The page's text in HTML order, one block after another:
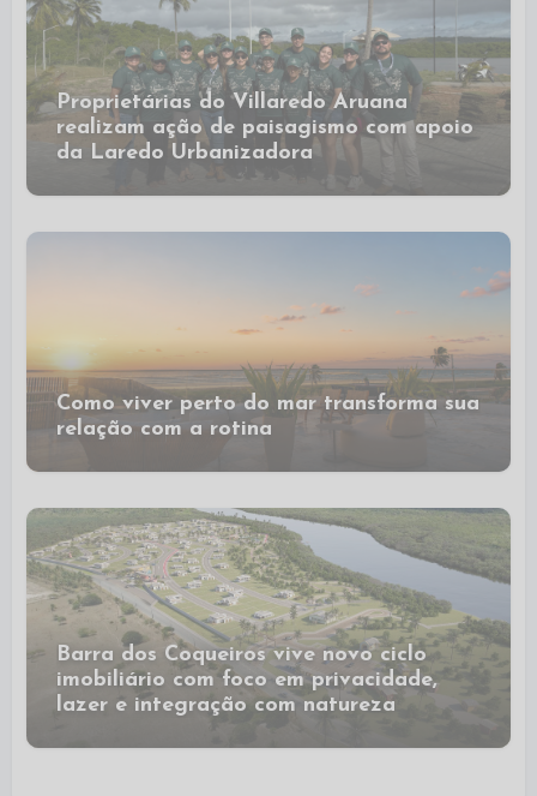
Proprietárias do Villaredo Aruana
realizam ação de paisagismo com apoio
da Laredo Urbanizadora
Como viver perto do mar transforma sua
relação com a rotina
Barra dos Coqueiros vive novo ciclo
imobiliário com foco em privacidade,
lazer e integração com natureza